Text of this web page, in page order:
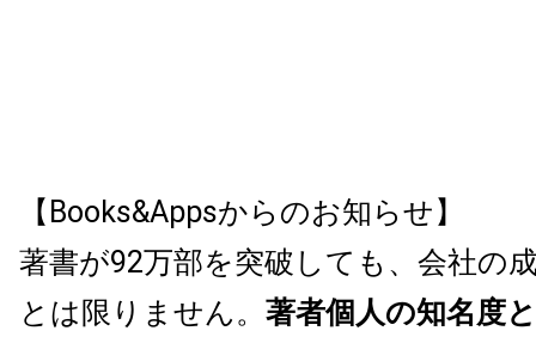
【Books&Appsからのお知らせ】
著書が92万部を突破しても、会社の
とは限りません。 著者個人の知名度